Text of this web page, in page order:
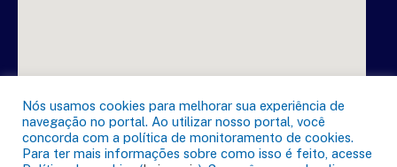
Nós usamos cookies para melhorar sua experiência de
navegação no portal. Ao utilizar nosso portal, você
concorda com a política de monitoramento de cookies.
Para ter mais informações sobre como isso é feito, acesse